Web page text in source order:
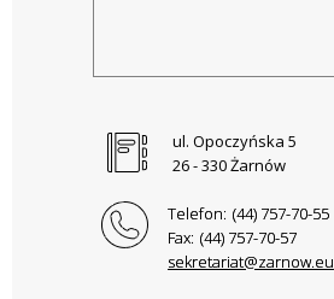
ul. Opoczyńska 5
26 - 330 Żarnów
Telefon: (44) 757-70-55
Fax: (44) 757-70-57
sekretariat@zarnow.eu